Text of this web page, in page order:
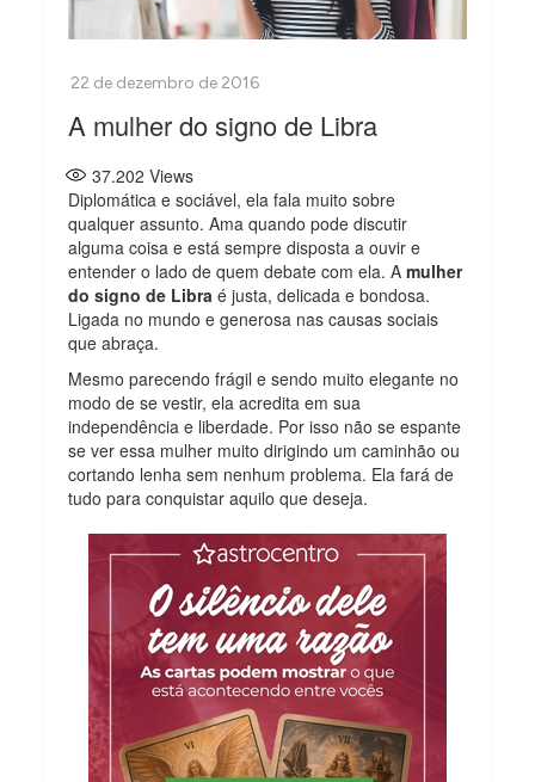
A mulher do signo de Libra
37.202 Views
Diplomática e sociável, ela fala muito sobre
qualquer assunto. Ama quando pode discutir
alguma coisa e está sempre disposta a ouvir e
entender o lado de quem debate com ela. Amulher
do signo de Libra é justa, delicada e bondosa.
Ligada no mundo e generosa nas causas sociais
que abraça.
Mesmo parecendo frágil e sendo muito elegante no
modo de se vestir, ela acredita em sua
independência e liberdade. Por isso não se espante
se ver essa mulher muito dirigindo um caminhão ou
cortando lenha sem nenhum problema. Ela fará de
tudo para conquistar aquilo que deseja.